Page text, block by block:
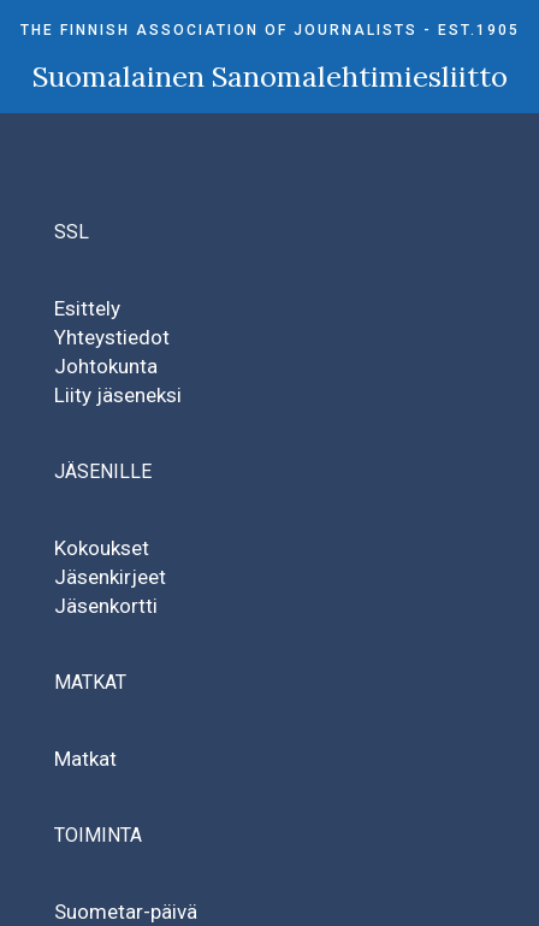
THE FINNISH ASSOCIATION OF JOURNALISTS - EST.1905
Suomalainen Sanomalehtimiesliitto
SSL
Esittely
Yhteystiedot
Johtokunta
Liity jäseneksi
JÄSENILLE
Kokoukset
Jäsenkirjeet
Jäsenkortti
MATKAT
Matkat
TOIMINTA
Suometar-päivä